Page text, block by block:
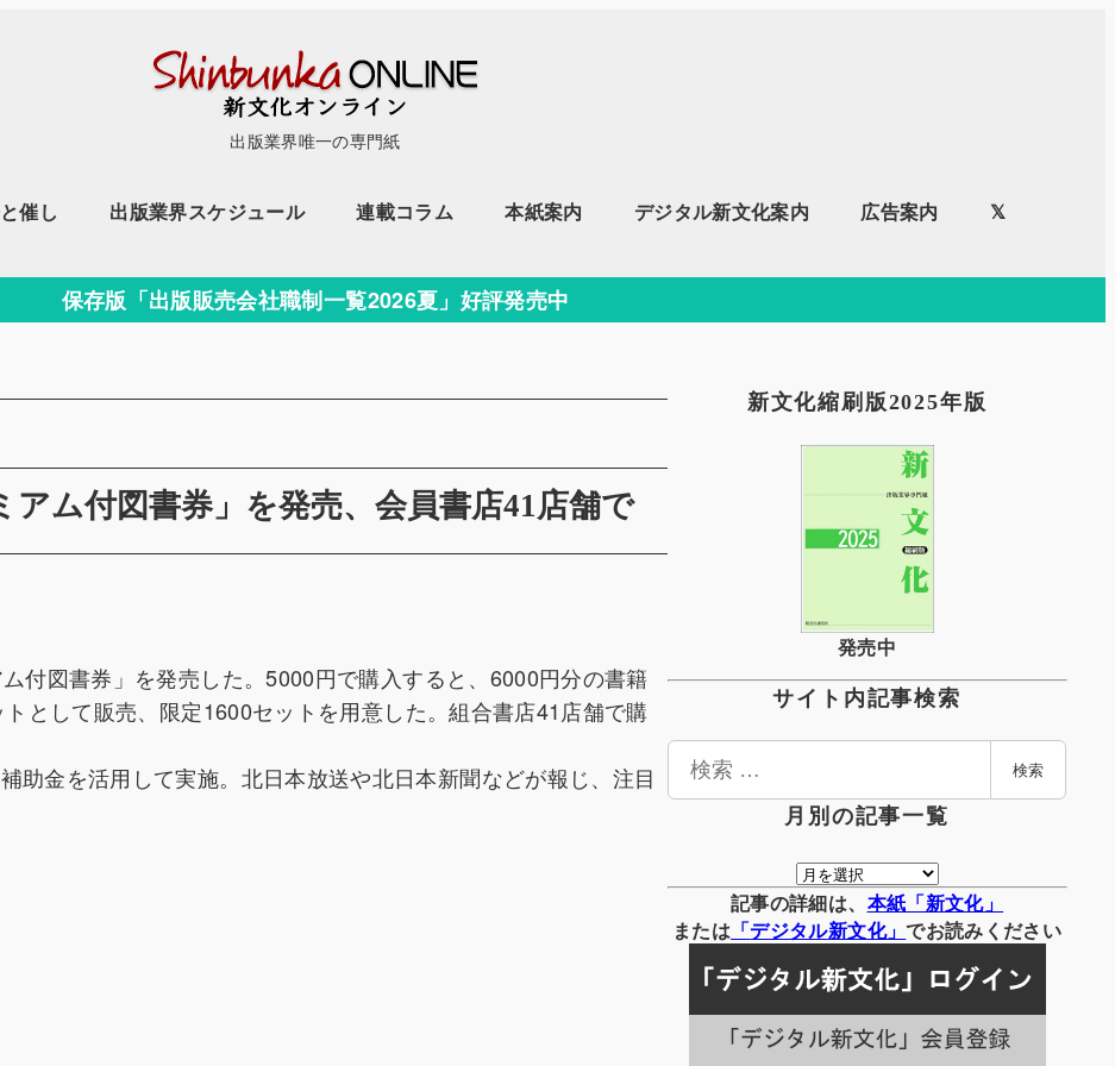
出版業界唯一の専門紙
催し 出版業界スケジュール 連載コラム 本紙案内 デジタル新文化案内 広告案内 𝕏
保存版「出版販売会社職制一覧2026夏」好評発売中
ム付図書券」を発売、会員書店41店舗で
付図書券」を発売した。5000円で購入すると、6000円分の書籍
として販売、限定1600セットを用意した。組合書店41店舗で購
助金を活用して実施。北日本放送や北日本新聞などが報じ、注目
新文化縮刷版2025年版
発売中
サイト内記事検索
検
検索
月別の記事一覧
月
別
の
事
一
覧
記事の詳細は、 本紙「新文化」
または 「デジタル新文化」でお読みください